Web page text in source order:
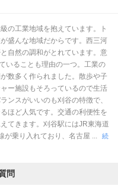
岩盤浴あり
有資格者在籍
女性スタッフのみ
Ｗセラピスト
変更
の工業地域を抱えています。ト
盛んな地域だからです。西三河
自然の調和がとれています。意
いることも理由の一つ。工業の
数多く作られました。散歩や子
ー施設もそろっているので生活
ンスがいいのも刈谷の特徴で、
ほど人気です。交通の利便性を
てきます。刈谷駅にはJR東海道
が乗り入れており、名古屋 ...
続
問